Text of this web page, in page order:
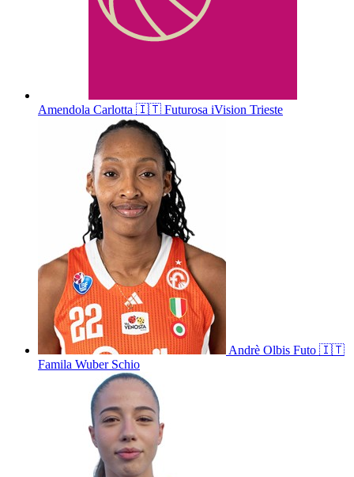
Amendola Carlotta 🇮🇹 Futurosa iVision Trieste
Andrè Olbis Futo 🇮🇹
Famila Wuber Schio